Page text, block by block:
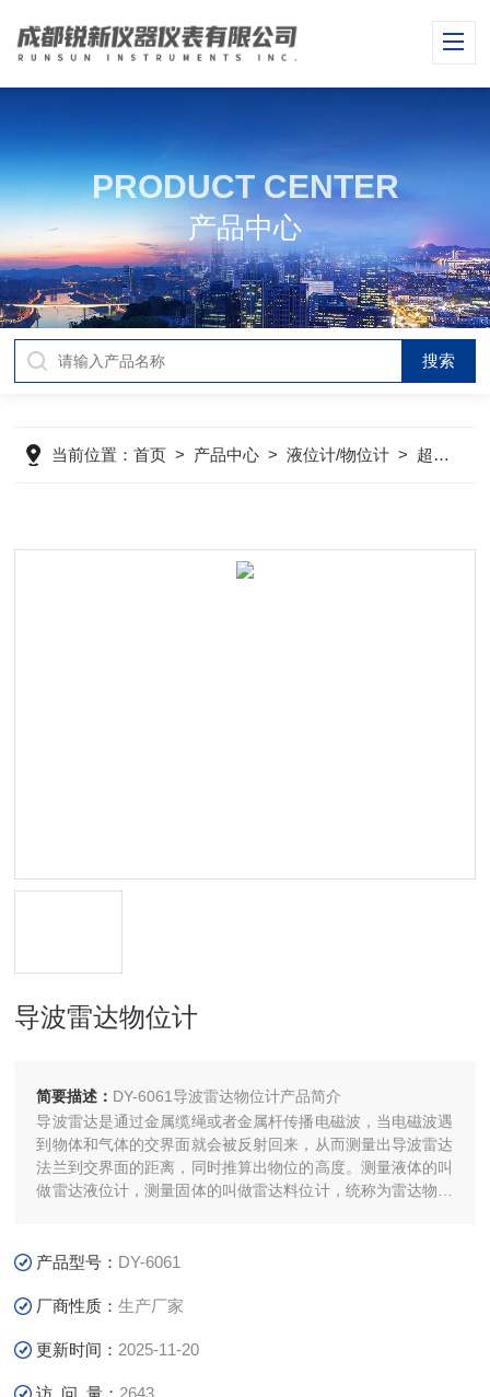
PRODUCT CENTER
产品中心
当前位置：首页 > 产品中心 >液位计/物位计 > 超声波液位计
导波雷达物位计
简要描述： DY-6061导波雷达物位计产品简介
导波雷达是通过金属缆绳或者金属杆传播电磁波，当电磁波遇
到物体和气体的交界面就会被反射回来，从而测量出导波雷达
法兰到交界面的距离，同时推算出物位的高度。测量液体的叫
做雷达液位计，测量固体的叫做雷达料位计，统称为雷达物位
产品型号： DY-6061
厂商性质：生产厂家
更新时间： 2025-11-20
访 问 量： 2643